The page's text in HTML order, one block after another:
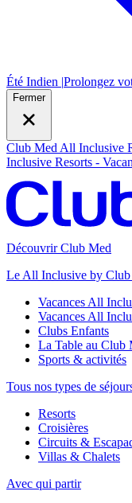
Été Indien |Prolongez
Fermer
Club Med All Inclusive
Inclusive Resorts -
Découvrir Club Med
Le All Inclusive by Club
Vacances All
Vacances All
Clubs Enfants
La Table au Club
Sports & activités
Tous nos types de
Resorts
Croisières
Circuits &
Villas & Chalets
Avec qui partir